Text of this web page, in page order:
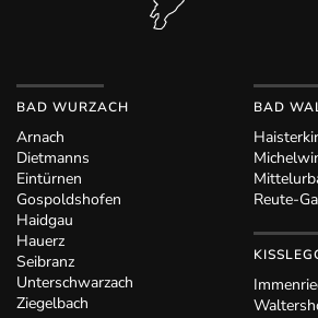
BAD WURZACH
Arnach
Dietmanns
Eintürnen
Gospoldshofen
Haidgau
Hauerz
Seibranz
Unterschwarzach
Ziegelbach
BAD
Reute-